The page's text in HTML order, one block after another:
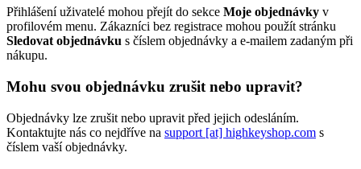
Přihlášení uživatelé mohou přejít do sekce Moje objednávky v
profilovém menu. Zákazníci bez registrace mohou použít stránku
Sledovat objednávku s číslem objednávky a e-mailem zadaným při
nákupu.
Mohu svou objednávku zrušit nebo upravit?
Objednávky lze zrušit nebo upravit před jejich odesláním.
Kontaktujte nás co nejdříve na support [at] highkeyshop.com s
číslem vaší objednávky.